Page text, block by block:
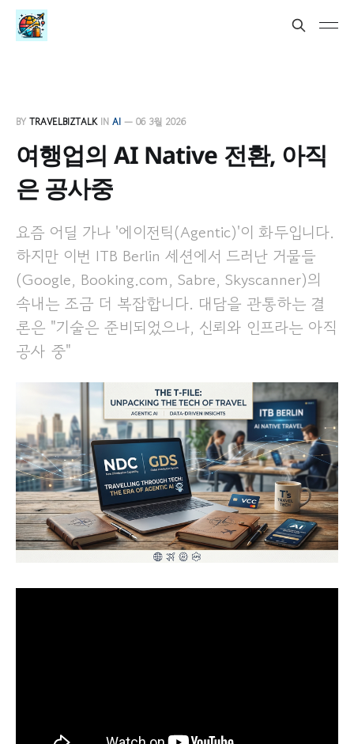
BY TRAVELBIZTALKIN AI — 06 3월 2026
여행업의 AI Native 전환, 아직
은 공사중
요즘 어딜 가나 '에이전틱(Agentic)'이 화두입니다.
하지만 이번 ITB Berlin 세션에서 드러난 거물들
(Google, Booking.com, Sabre, Skyscanner)의
속내는 조금 더 복잡합니다. 대담을 관통하는 결
론은 "기술은 준비되었으나, 신뢰와 인프라는 아직
공사 중"